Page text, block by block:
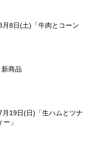
月8日(土)「牛肉とコーン
新商品
月19日(日)「生ハムとツナ
」